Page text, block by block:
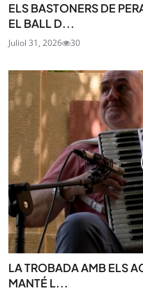
ELS BASTONERS DE
EL BALL D...
Juliol 31, 2026 30
LA TROBADA AMB ELS
MANTÉ L...